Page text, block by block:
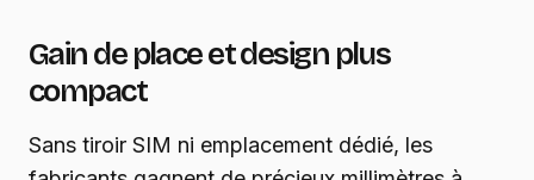
Gain de place et design plus
compact
Sans tiroir SIM ni emplacement dédié, les